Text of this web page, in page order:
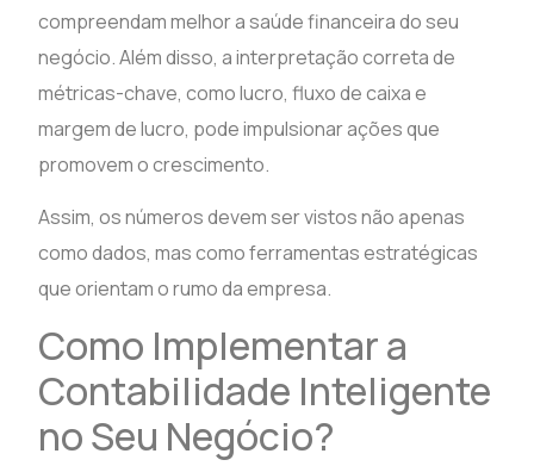
compreendam melhor a saúde financeira do seu
negócio. Além disso, a interpretação correta de
métricas-chave, como lucro, fluxo de caixa e
margem de lucro, pode impulsionar ações que
promovem o crescimento.
Assim, os números devem ser vistos não apenas
como dados, mas como ferramentas estratégicas
que orientam o rumo da empresa.
Como Implementar a
Contabilidade Inteligente
no Seu Negócio?